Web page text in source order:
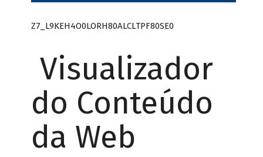
Z7_L9KEH4O0LORH80ALCLTPF80SE0
Visualizador
do Conteúdo
da Web